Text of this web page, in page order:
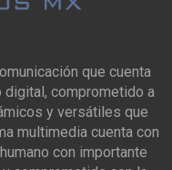
que cuenta
comprometido a
y versátiles que
multimedia cuenta con
con importante